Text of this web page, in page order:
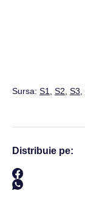
Sursa: S1 S2 S3
Distribuie pe: